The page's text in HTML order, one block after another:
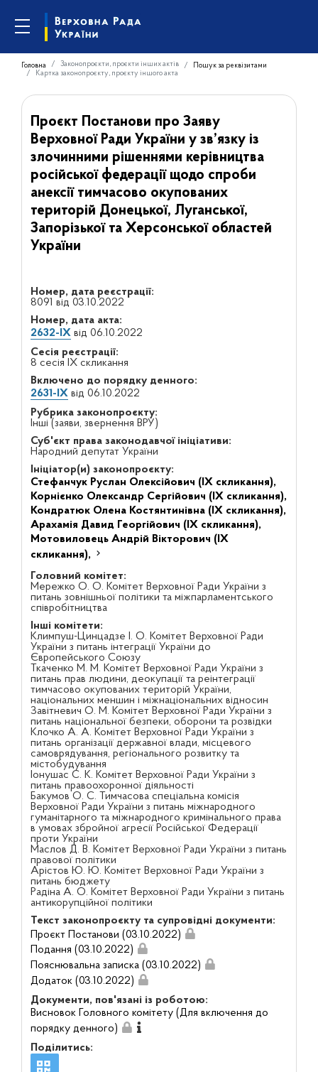
Головна Законопроєкти, проєкти інших актів
Пошук за реквізитами
Картка законопроєкту, проєкту іншого акта
Проєкт Постанови про Заяву
Верховної Ради України у зв’язку із
злочинними рішеннями керівництва
російської федерації щодо спроби
анексії тимчасово окупованих
територій Донецької, Луганської,
Запорізької та Херсонської областей
України
Номер, дата реєстрації:
8091 від 03.10.2022
Номер, дата акта:
2632-IXвід 06.10.2022
Сесія реєстрації:
8 сесія IX скликання
Включено до порядку денного:
2631-IXвід 06.10.2022
Рубрика законопроєкту:
Інші (заяви, звернення ВРУ)
Суб'єкт права законодавчої ініціативи:
Народний депутат України
Ініціатор(и) законопроєкту:
Стефанчук Руслан Олексійович (IX скликання),
Корнієнко Олександр Сергійович (IX скликання),
Кондратюк Олена Костянтинівна (IX скликання),
Арахамія Давид Георгійович (IX скликання),
Мотовиловець Андрій Вікторович (IX
скликання),
Головний комітет:
Мережко О. О. Комітет Верховної Ради України з
питань зовнішньої політики та міжпарламентського
співробітництва
Інші комітети:
Климпуш-Цинцадзе І. О. Комітет Верховної Ради
України з питань інтеграції України до
Європейського Союзу
Ткаченко М. М. Комітет Верховної Ради України з
питань прав людини, деокупації та реінтеграції
тимчасово окупованих територій України,
національних меншин і міжнаціональних відносин
Завітневич О. М. Комітет Верховної Ради України з
питань національної безпеки, оборони та розвідки
Клочко А. А. Комітет Верховної Ради України з
питань організації державної влади, місцевого
самоврядування, регіонального розвитку та
містобудування
Іонушас С. К. Комітет Верховної Ради України з
питань правоохоронної діяльності
Бакумов О. С. Тимчасова спеціальна комісія
Верховної Ради України з питань міжнародного
гуманітарного та міжнародного кримінального права
в умовах збройної агресії Російської Федерації
проти України
Маслов Д. В. Комітет Верховної Ради України з питань
правової політики
Арістов Ю. Ю. Комітет Верховної Ради України з
питань бюджету
Радіна А. О. Комітет Верховної Ради України з питань
антикорупційної політики
Текст законопроєкту та супровідні документи:
Проєкт Постанови (03.10.2022)
Подання (03.10.2022)
Пояснювальна записка (03.10.2022)
Додаток (03.10.2022)
Документи, пов'язані із роботою:
Висновок Головного комітету (Для включення до
порядку денного)
Поділитись: